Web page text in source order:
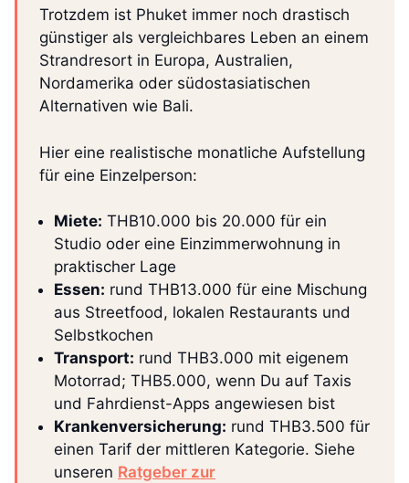
Trotzdem ist Phuket immer noch drastisch
günstiger als vergleichbares Leben an einem
Strandresort in Europa, Australien,
Nordamerika oder südostasiatischen
Alternativen wie Bali.
Hier eine realistische monatliche Aufstellung
für eine Einzelperson:
Miete: THB10.000 bis 20.000 für ein
Studio oder eine Einzimmerwohnung in
praktischer Lage
Essen: rund THB13.000 für eine Mischung
aus Streetfood, lokalen Restaurants und
Selbstkochen
Transport: rund THB3.000 mit eigenem
Motorrad; THB5.000, wenn Du auf Taxis
und Fahrdienst-Apps angewiesen bist
Krankenversicherung: rund THB3.500 für
einen Tarif der mittleren Kategorie. Siehe
unseren Ratgeber zur